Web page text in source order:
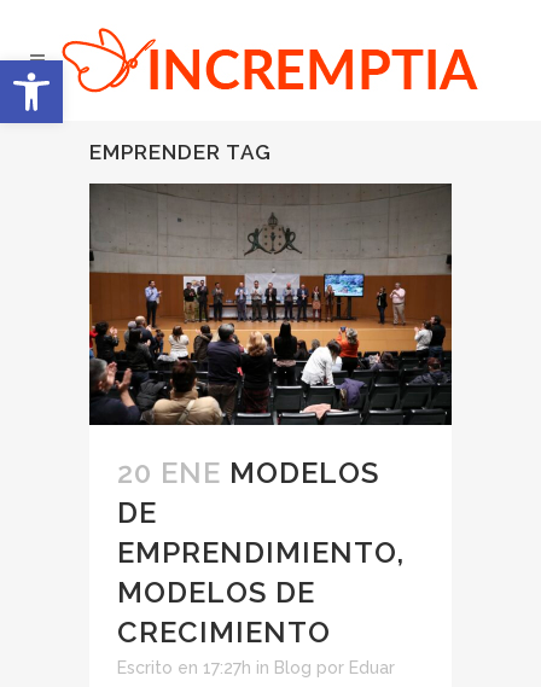
Abrir barra de herramientas
EMPRENDER TAG
20 ENE MODELOS
DE
EMPRENDIMIENTO,
MODELOS DE
CRECIMIENTO
Escrito en 17:27h in Blog por Eduar